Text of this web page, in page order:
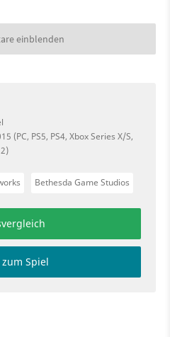
einblenden
(PC, PS5, PS4, Xbox Series X/S,
Bethesda Game Studios
Spiel